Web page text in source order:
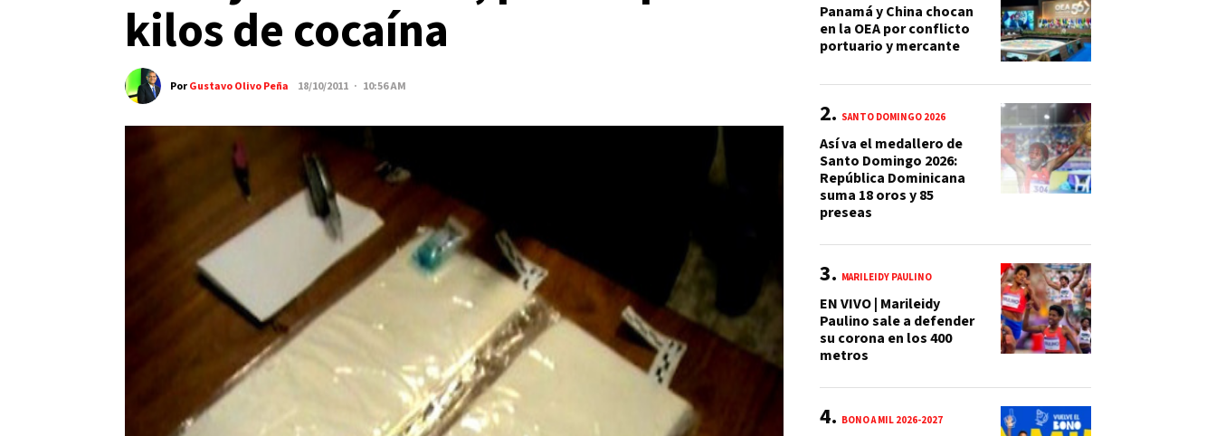
kilos de cocaína
PorGustavo Olivo Peña 18/10/2011 · 10:56 AM
Panamá y China chocan
en la OEA por conflicto
portuario y mercante
SANTO DOMINGO 2026
Así va el medallero de
Santo Domingo 2026:
República Dominicana
suma 18 oros y 85
preseas
MARILEIDY PAULINO
EN VIVO | Marileidy
Paulino sale a defender
su corona en los 400
metros
BONO A MIL 2026-2027